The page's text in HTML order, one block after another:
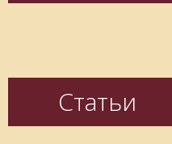
Статьи